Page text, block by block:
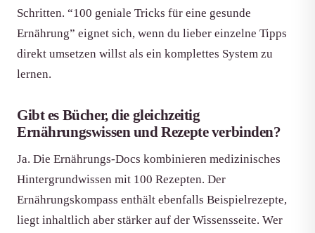
Schritten. “100 geniale Tricks für eine gesunde
Ernährung” eignet sich, wenn du lieber einzelne Tipps
direkt umsetzen willst als ein komplettes System zu
lernen.
Gibt es Bücher, die gleichzeitig
Ernährungswissen und Rezepte verbinden?
Ja. Die Ernährungs-Docs kombinieren medizinisches
Hintergrundwissen mit 100 Rezepten. Der
Ernährungskompass enthält ebenfalls Beispielrezepte,
liegt inhaltlich aber stärker auf der Wissensseite. Wer